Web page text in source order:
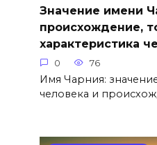
Значение имени
происхождение,
характеристика
0 76
Имя Чарния:
человека и